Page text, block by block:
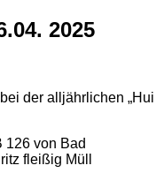
2025
der alljährlichen „Hui
126 von Bad
fleißig Müll